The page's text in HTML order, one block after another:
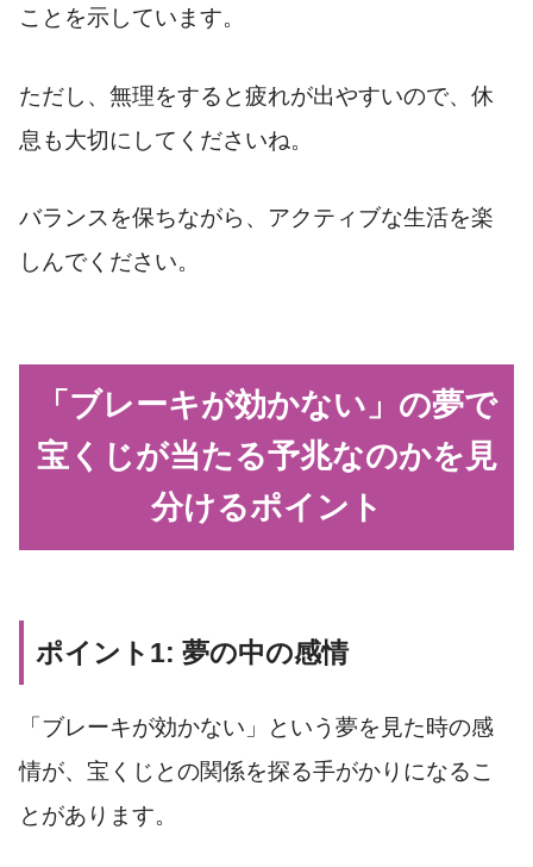
ことを示しています。
ただし、無理をすると疲れが出やすいので、休
息も大切にしてくださいね。
バランスを保ちながら、アクティブな生活を楽
しんでください。
「ブレーキが効かない」の夢で
宝くじが当たる予兆なのかを見
分けるポイント
ポイント1: 夢の中の感情
「ブレーキが効かない」という夢を見た時の感
情が、宝くじとの関係を探る手がかりになるこ
とがあります。